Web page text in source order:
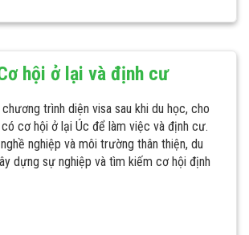
hội ở lại và định cư
trình diện visa sau khi du học, cho
cơ hội ở lại Úc để làm việc và định cư.
nghiệp và môi trường thân thiện, du
dựng sự nghiệp và tìm kiếm cơ hội định